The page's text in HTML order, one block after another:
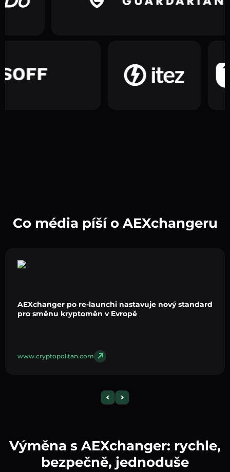
Co média píší o AEXchangeru
AEXchanger po re-launchi nastavuje nový standard
pro směnu kryptoměn v Evropě
www.cryptopolitan.com
Výměna s AEXchanger: rychle,
bezpečně, jednoduše